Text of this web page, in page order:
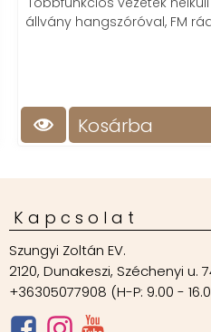
állvány hangszóróval, FM rádióval
Kosárba
Kapcsolat
Szungyi Zoltán EV.
2120, Dunakeszi, Széchenyi u.
+36305077908 (H-P: 9.00 -